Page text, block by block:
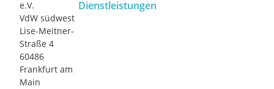
e.V.
VdW südwest
Lise-Meitner-
Straße 4
60486
Frankfurt am
Main
Dienstleistungen